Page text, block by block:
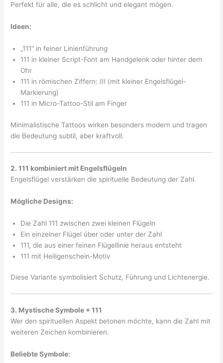
Perfekt für alle, die es schlicht und elegant mögen.
Ideen:
„111“ in feiner Linienführung
111 in kleiner Script-Font am Handgelenk oder hinter dem
Ohr
111 in römischen Ziffern: III (mit kleiner Engelsflügel-
Markierung)
111 in Micro-Tattoo-Stil am Finger
Minimalistische Tattoos wirken besonders modern und tragen
die Bedeutung subtil, aber kraftvoll.
2. 111 kombiniert mit Engelsflügeln
Engelsflügel verstärken die spirituelle Bedeutung der Zahl.
Mögliche Designs:
Die Zahl 111 zwischen zwei kleinen Flügeln
Ein einzelner Flügel über oder unter der Zahl
111, die aus einer feinen Flügellinie heraus entsteht
111 mit Heiligenschein-Motiv
Diese Variante symbolisiert Schutz, Führung und Lichtenergie.
3. Mystische Symbole + 111
Wer den spirituellen Aspekt betonen möchte, kann die Zahl mit
weiteren Zeichen kombinieren.
Beliebte Symbole: